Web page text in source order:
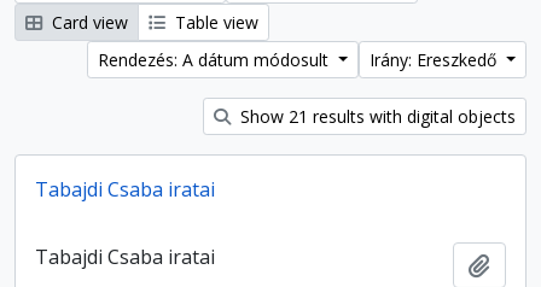
Card view
Table view
Rendezés: A dátum módosult
Irány: Ereszkedő
Show 21 results with digital objects
Tabajdi Csaba iratai
Tabajdi Csaba iratai